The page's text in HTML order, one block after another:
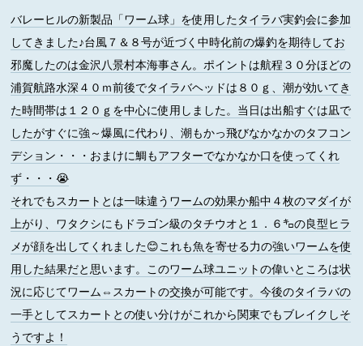
バレーヒルの新製品「ワーム球」を使用したタイラバ実釣会に参加
してきました♪台風７＆８号が近づく中時化前の爆釣を期待してお
邪魔したのは金沢八景村本海事さん。ポイントは航程３０分ほどの
浦賀航路水深４０ｍ前後でタイラバヘッドは８０ｇ、潮が効いてき
た時間帯は１２０ｇを中心に使用しました。当日は出船すぐは凪で
したがすぐに強～爆風に代わり、潮もかっ飛びなかなかのタフコン
デション・・・おまけに鯛もアフターでなかなか口を使ってくれ
ず・・・😭
それでもスカートとは一味違うワームの効果か船中４枚のマダイが
上がり、ワタクシにもドラゴン級のタチウオと１．６㌔の良型ヒラ
メが顔を出してくれました😊これも魚を寄せる力の強いワームを使
用した結果だと思います。このワーム球ユニットの偉いところは状
況に応じてワーム⇔スカートの交換が可能です。今後のタイラバの
一手としてスカートとの使い分けがこれから関東でもブレイクしそ
うですよ！